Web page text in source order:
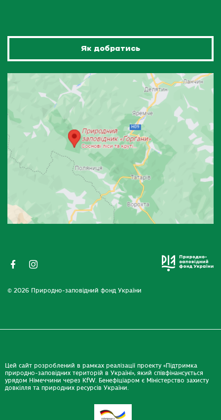
Як добратись
© 2026 Природно-заповідний фонд України
Цей сайт розроблений в рамках реалізації проекту «Підтримка
природно-заповідних територій в Україні», який співфінансується
урядом Німеччини через KfW. Бенефіціаром є Міністерство захисту
довкілля та природних ресурсів України.